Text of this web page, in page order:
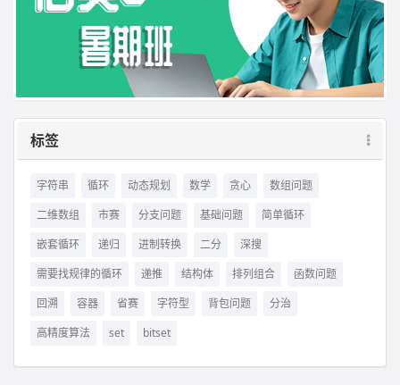
标签
字符串 循环 动态规划 数学 贪心
数组问题
二维数组
市赛 分支问题 基础问题
简单循环
嵌套循环
递归 进制转换 二分
深搜
需要找规律的循环
递推 结构体 排列组合
函数问题
回溯
容器 省赛 字符型 背包问题
分治
高精度算法
set bitset